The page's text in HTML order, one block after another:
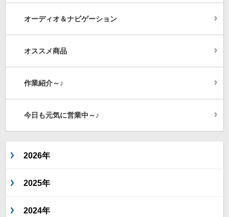
オーディオ＆ナビゲーション
オススメ商品
作業紹介～♪
今日も元気に営業中～♪
2026年
2025年
2024年